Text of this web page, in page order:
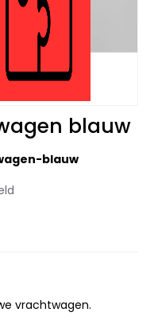
blauw
blauw
vrachtwagen.